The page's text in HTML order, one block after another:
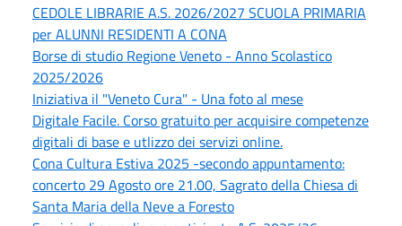
CEDOLE LIBRARIE A.S. 2026/2027 SCUOLA PRIMARIA
per ALUNNI RESIDENTI A CONA
Borse di studio Regione Veneto - Anno Scolastico
2025/2026
Iniziativa il "Veneto Cura" - Una foto al mese
Digitale Facile. Corso gratuito per acquisire competenze
digitali di base e utlizzo dei servizi online.
Cona Cultura Estiva 2025 -secondo appuntamento:
concerto 29 Agosto ore 21.00, Sagrato della Chiesa di
Santa Maria della Neve a Foresto